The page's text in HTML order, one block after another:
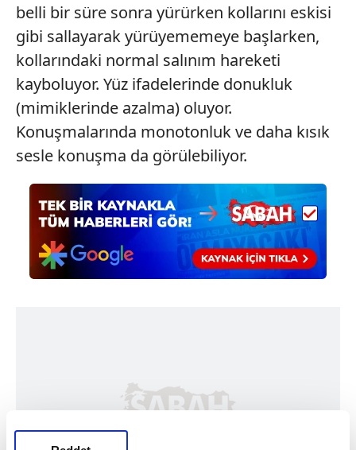
belli bir süre sonra yürürken kollarını eskisi
gibi sallayarak yürüyememeye başlarken,
kollarındaki normal salınım hareketi
kayboluyor. Yüz ifadelerinde donukluk
(mimiklerinde azalma) oluyor.
Konuşmalarında monotonluk ve daha kısık
sesle konuşma da görülebiliyor.